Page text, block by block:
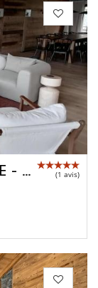
CHALET DE LA GRANDE OURSE - STELLAR (1 avis)